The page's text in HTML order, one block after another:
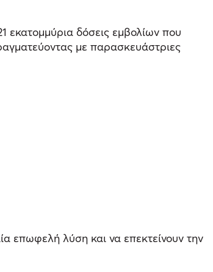
εκατομμύρια δόσεις εμβολίων που
με παρασκευάστριες
επωφελή λύση και να επεκτείνουν την